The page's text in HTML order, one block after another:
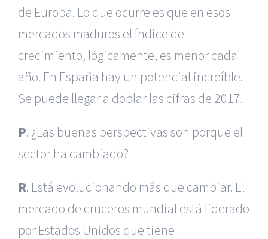
de Europa. Lo que ocurre es que en esos
mercados maduros el índice de
crecimiento, lógicamente, es menor cada
año. En España hay un potencial increíble.
Se puede llegar a doblar las cifras de 2017.
P. ¿Las buenas perspectivas son porque el
sector ha cambiado?
R. Está evolucionando más que cambiar. El
mercado de cruceros mundial está liderado
por Estados Unidos que tiene